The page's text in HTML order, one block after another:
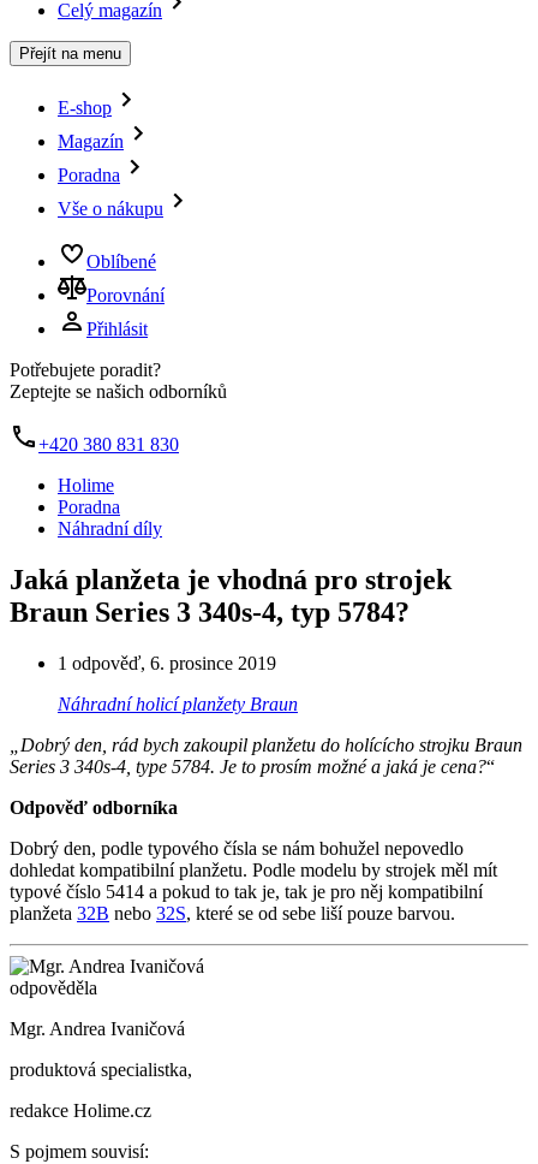
Celý magazín
Přejít na menu
E-shop
Magazín
Poradna
Vše o nákupu
Oblíbené
Porovnání
Přihlásit
Potřebujete poradit?
Zeptejte se našich odborníků
+420 380 831 830
Holime
Poradna
Náhradní díly
Jaká planžeta je vhodná pro strojek
Braun Series 3 340s-4, typ 5784?
1 odpověď, 6. prosince 2019
Náhradní holicí planžety Braun
„Dobrý den, rád bych zakoupil planžetu do holícícho strojku Braun
Series 3 340s-4, type 5784. Je to prosím možné a jaká je cena?“
Odpověď odborníka
Dobrý den, podle typového čísla se nám bohužel nepovedlo
dohledat kompatibilní planžetu. Podle modelu by strojek měl mít
typové číslo 5414 a pokud to tak je, tak je pro něj kompatibilní
planžeta 32B nebo 32S, které se od sebe liší pouze barvou.
odpověděla
Mgr. Andrea Ivaničová
produktová specialistka,
redakce Holime.cz
S pojmem souvisí: